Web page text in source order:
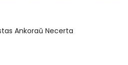
Ankoraŭ Necerta